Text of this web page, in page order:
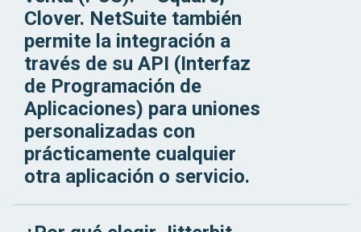
Clover. NetSuite también
permite la integración a
través de su API (Interfaz
de Programación de
Aplicaciones) para uniones
personalizadas con
prácticamente cualquier
otra aplicación o servicio.